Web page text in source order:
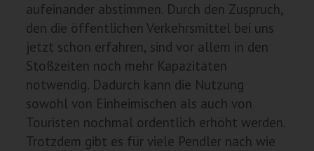
aufeinander abstimmen. Durch den Zuspruch,
den die öffentlichen Verkehrsmittel bei uns
jetzt schon erfahren, sind vor allem in den
Stoßzeiten noch mehr Kapazitäten
notwendig. Dadurch kann die Nutzung
sowohl von Einheimischen als auch von
Touristen nochmal ordentlich erhöht werden.
Trotzdem gibt es für viele Pendler nach wie